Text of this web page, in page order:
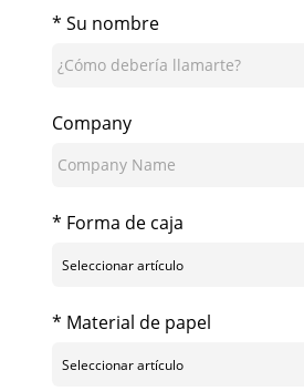
* Su nombre
Company
* Forma de caja
* Material de papel